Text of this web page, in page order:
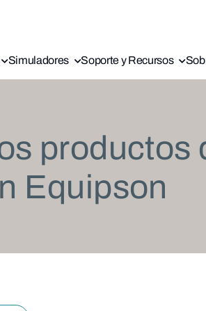
Simuladores Soporte y Recursos
productos
Equipson